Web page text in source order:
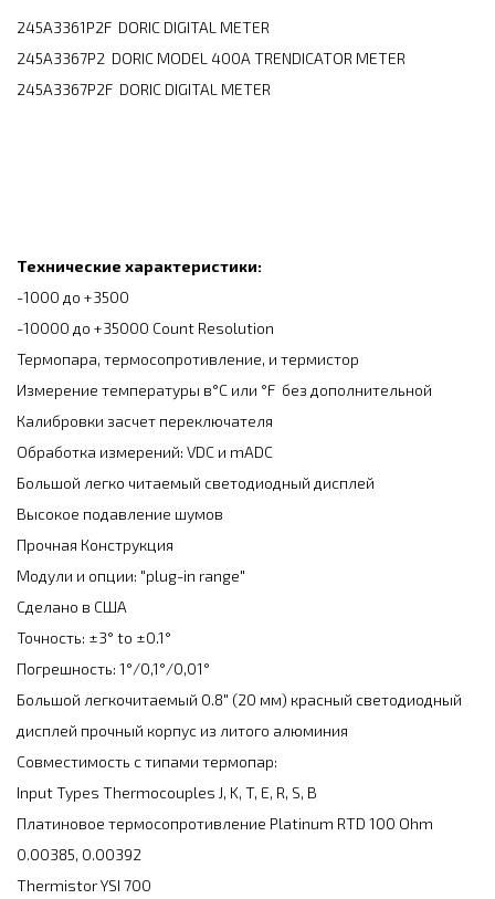
245A3361P2F DORIC DIGITAL METER
245A3367P2 DORIC MODEL 400A TRENDICATOR METER
245A3367P2F DORIC DIGITAL METER
Технические характеристики:
-1000 до +3500
-10000 до +35000 Count Resolution
Термопара, термосопротивление, и термистор
Измерение температуры в°C или °F без дополнительной
Калибровки засчет переключателя
Обработка измерений: VDC и mADC
Большой легко читаемый светодиодный дисплей
Высокое подавление шумов
Прочная Конструкция
Модули и опции: "plug-in range"
Сделано в США
Точность: ±3° to ±0.1°
Погрешность: 1°/0,1°/0,01°
Большой легкочитаемый 0.8" (20 мм) красный светодиодный
дисплей прочный корпус из литого алюминия
Совместимость с типами термопар:
Input Types Thermocouples J, K, T, E, R, S, B
Платиновое термосопротивление Platinum RTD 100 Ohm
0.00385, 0.00392
Thermistor YSI 700